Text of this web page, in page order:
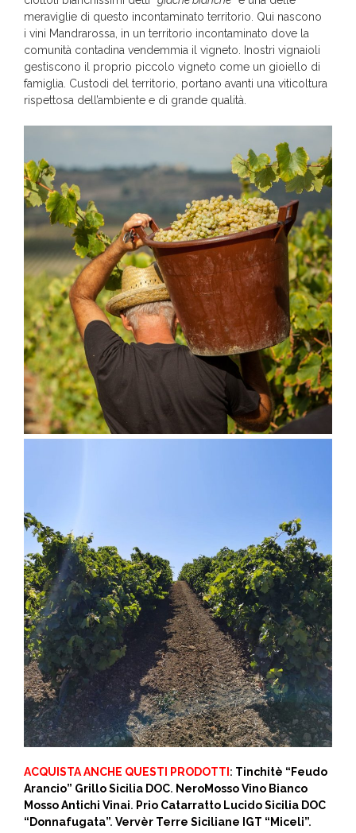
meraviglie di questo incontaminato territorio. Qui nascono
i vini Mandrarossa, in un territorio incontaminato dove la
comunità contadina vendemmia il vigneto. Inostri vignaioli
gestiscono il proprio piccolo vigneto come un gioiello di
famiglia. Custodi del territorio, portano avanti una viticoltura
rispettosa dell’ambiente e di grande qualità.
ACQUISTA ANCHE QUESTI PRODOTTI : Tinchitè “Feudo
Arancio” Grillo Sicilia DOC. NeroMosso Vino Bianco
Mosso Antichi Vinai. Prio Catarratto Lucido Sicilia DOC
“Donnafugata”. Vervèr Terre Siciliane IGT “Miceli”.